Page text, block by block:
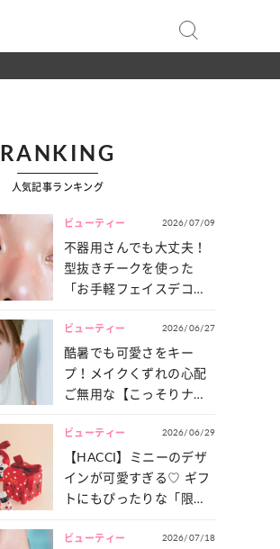
RANKING
人気記事ランキング
ビューティー 2026/07/09
不器用さんでも大丈夫！
型抜きチークを使った
「お手軽フェイスデコ」
ビューティー 2026/06/27
酷暑でも可愛さをキー
プ！メイクくずれの心配
ご無用な【こっそりナチ
ビューティー 2026/06/29
【HACCI】ミニーのデザ
インが可愛すぎる♡ ギフ
トにもぴったりな「限定
ビューティー 2026/07/18